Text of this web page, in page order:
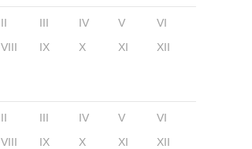
II III IV V
VI
VIII IX X XI XII
II III IV V
VI
VIII IX X XI XII